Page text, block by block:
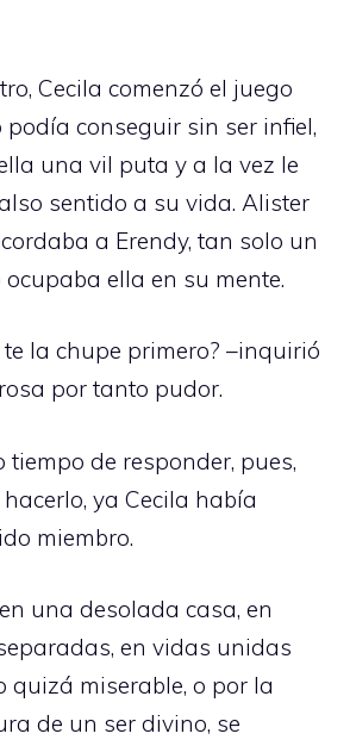
Cecila comenzó el juego
podía conseguir sin ser infiel,
una vil puta y a la vez le
sentido a su vida. Alister
a Erendy, tan solo un
ella en su mente.
te la chupe primero? –inquirió
por tanto pudor.
tiempo de responder, pues,
ya Cecila había
miembro.
una desolada casa, en
en vidas unidas
quizá miserable, o por la
de un ser divino, se